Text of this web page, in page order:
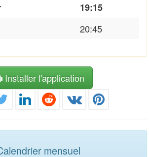
19:15
20:45
Installer l'application
mensuel